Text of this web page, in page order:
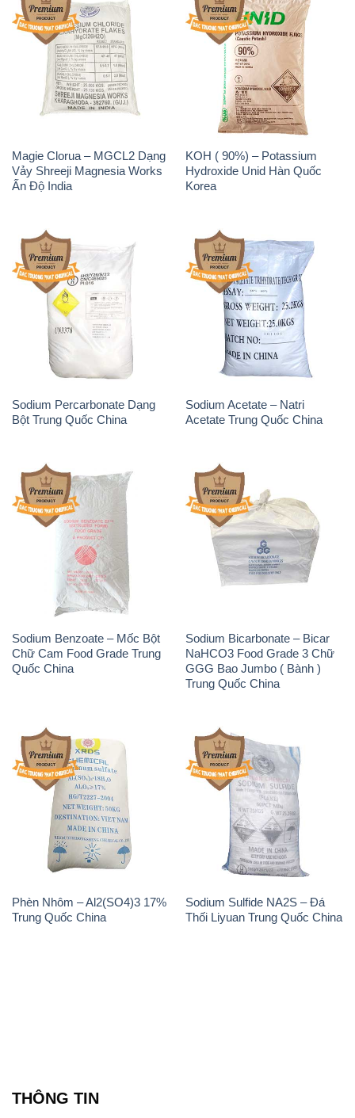
Magie Clorua – MGCL2 Dạng
Vảy Shreeji Magnesia Works
Ấn Độ India
KOH ( 90%) – Potassium
Hydroxide Unid Hàn Quốc
Korea
Sodium Percarbonate Dạng
Bột Trung Quốc China
Sodium Acetate – Natri
Acetate Trung Quốc China
Sodium Benzoate – Mốc Bột
Chữ Cam Food Grade Trung
Quốc China
Sodium Bicarbonate – Bicar
NaHCO3 Food Grade 3 Chữ
GGG Bao Jumbo ( Bành )
Trung Quốc China
Phèn Nhôm – Al2(SO4)3 17%
Trung Quốc China
Sodium Sulfide NA2S – Đá
Thối Liyuan Trung Quốc China
THÔNG TIN